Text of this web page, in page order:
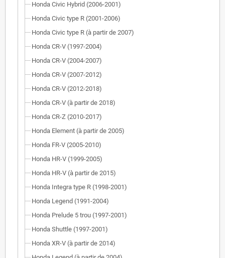
Honda Civic Hybrid (2006-2001)
Honda Civic type R (2001-2006)
Honda Civic type R (à partir de 2007)
Honda CR-V (1997-2004)
Honda CR-V (2004-2007)
Honda CR-V (2007-2012)
Honda CR-V (2012-2018)
Honda CR-V (à partir de 2018)
Honda CR-Z (2010-2017)
Honda Element (à partir de 2005)
Honda FR-V (2005-2010)
Honda HR-V (1999-2005)
Honda HR-V (à partir de 2015)
Honda Integra type R (1998-2001)
Honda Legend (1991-2004)
Honda Prelude 5 trou (1997-2001)
Honda Shuttle (1997-2001)
Honda XR-V (à partir de 2014)